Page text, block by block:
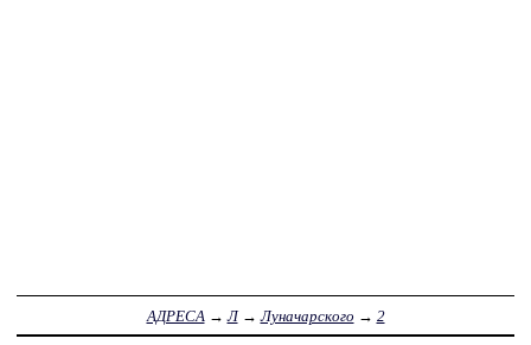
АДРЕСА →Л→Луначарского → 2